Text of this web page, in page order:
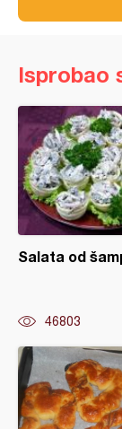
Isprobao
Salata od
46803